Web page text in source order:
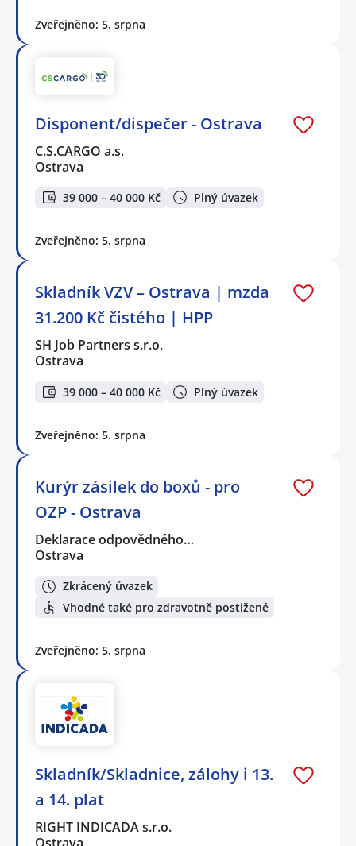
Zveřejněno: 5. srpna
Disponent/dispečer - Ostrava
C.S.CARGO a.s.
Ostrava
39 000 – 40 000 Kč Plný úvazek
Zveřejněno: 5. srpna
Skladník VZV – Ostrava | mzda
31.200 Kč čistého | HPP
SH Job Partners s.r.o.
Ostrava
39 000 – 40 000 Kč Plný úvazek
Zveřejněno: 5. srpna
Kurýr zásilek do boxů - pro
OZP - Ostrava
Deklarace odpovědného…
Ostrava
Zkrácený úvazek
Vhodné také pro zdravotně postižené
Zveřejněno: 5. srpna
Skladník/Skladnice, zálohy i 13.
a 14. plat
RIGHT INDICADA s.r.o.
Ostrava